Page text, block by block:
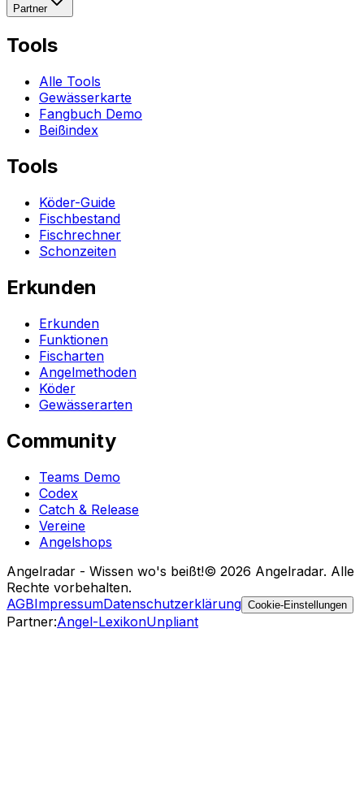
Partner
Tools
Alle Tools
Gewässerkarte
Fangbuch Demo
Beißindex
Tools
Köder-Guide
Fischbestand
Fischrechner
Schonzeiten
Erkunden
Erkunden
Funktionen
Fischarten
Angelmethoden
Köder
Gewässerarten
Community
Teams Demo
Codex
Catch & Release
Vereine
Angelshops
Angelradar - Wissen wo's beißt!© 2026 Angelradar. Alle
Rechte vorbehalten.
AGBImpressumDatenschutzerklärung Cookie-Einstellungen
Partner:Angel-LexikonUnpliant